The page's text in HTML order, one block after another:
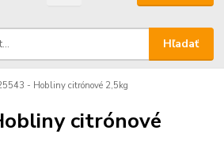
Hľadať
- Hobliny citrónové 2,5kg
citrónové